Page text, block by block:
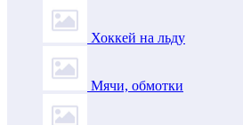
Хоккей на льду
Мячи, обмотки